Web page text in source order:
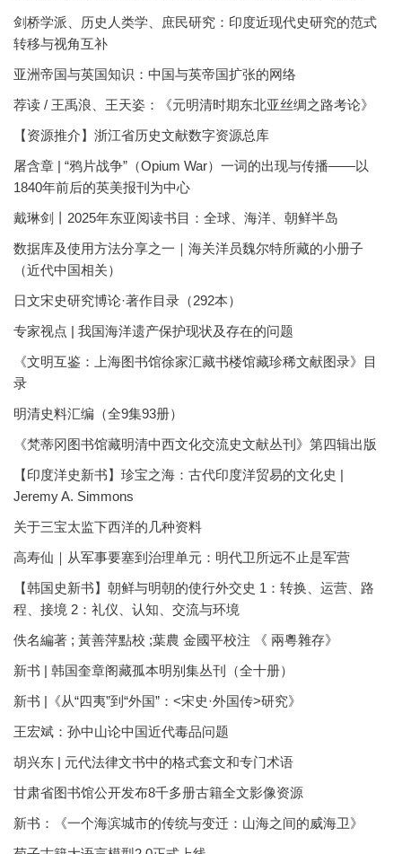
剑桥学派、历史人类学、庶民研究：印度近现代史研究的范式
转移与视角互补
亚洲帝国与英国知识：中国与英帝国扩张的网络
荐读 / 王禹浪、王天姿：《元明清时期东北亚丝绸之路考论》
【资源推介】浙江省历史文献数字资源总库
屠含章 | “鸦片战争”（Opium War）一词的出现与传播——以
1840年前后的英美报刊为中心
戴琳剑丨2025年东亚阅读书目：全球、海洋、朝鲜半岛
数据库及使用方法分享之一｜海关洋员魏尔特所藏的小册子
（近代中国相关）
日文宋史研究博论·著作目录（292本）
专家视点 | 我国海洋遗产保护现状及存在的问题
《文明互鉴：上海图书馆徐家汇藏书楼馆藏珍稀文献图录》目
录
明清史料汇编（全9集93册）
《梵蒂冈图书馆藏明清中西文化交流史文献丛刊》第四辑出版
【印度洋史新书】珍宝之海：古代印度洋贸易的文化史 |
Jeremy A. Simmons
关于三宝太监下西洋的几种资料
高寿仙｜从军事要塞到治理单元：明代卫所远不止是军营
【韩国史新书】朝鲜与明朝的使行外交史 1：转换、运营、路
程、接境 2：礼仪、认知、交流与环境
佚名編著 ; 黃善萍點校 ;葉農 金國平校注 《 兩粵雜存》
新书 | 韩国奎章阁藏孤本明别集丛刊（全十册）
新书 |《从“四夷”到“外国”：<宋史·外国传>研究》
王宏斌：孙中山论中国近代毒品问题
胡兴东 | 元代法律文书中的格式套文和专门术语
甘肃省图书馆公开发布8千多册古籍全文影像资源
新书：《一个海滨城市的传统与变迁：山海之间的威海卫》